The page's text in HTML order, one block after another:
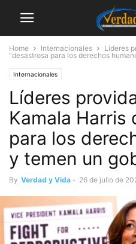
Home Internacionales
Líderes
“desastrosa para los derechos
Internacionales
Líderes
Kamala Harris
para los
y temen un
By Verdad y Vida - 26 de julio de